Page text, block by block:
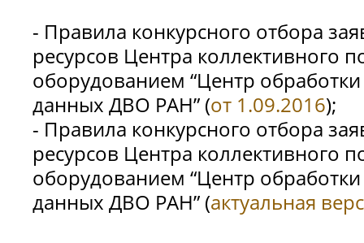
- Правила конкурсного отбора
ресурсов Центра коллективного
оборудованием “Центр
данных ДВО РАН” (от 1.09.2016);
- Правила конкурсного отбора
ресурсов Центра коллективного
оборудованием “Центр
данных ДВО РАН” (актуальная